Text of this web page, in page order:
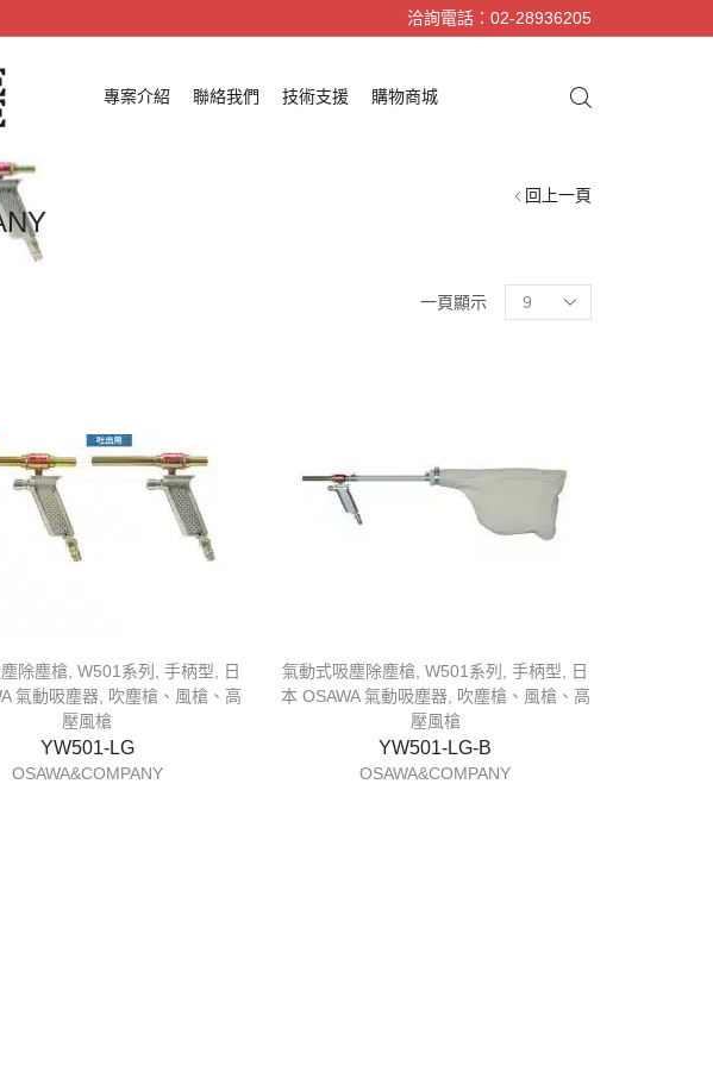
洽詢電話：02-28936205
專案介紹 聯絡我們 技術支援 購物商城
回上一頁
一頁顯示
除塵槍, W501系列 , 手柄型, 日
氣動吸塵器, 吹塵槍、風槍、高
壓風槍
YW501-LG
OSAWA&COMPANY
氣動式吸塵除塵槍,W501系列 ,手柄型, 日
本 OSAWA 氣動吸塵器, 吹塵槍、風槍、高
壓風槍
YW501-LG-B
OSAWA&COMPANY